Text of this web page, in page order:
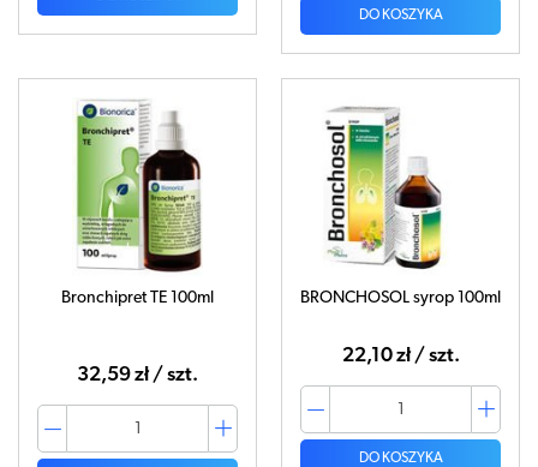
DO KOSZYKA
Bronchipret TE 100ml
32,59 zł / szt.
BRONCHOSOL syrop 100ml
22,10 zł / szt.
DO KOSZYKA